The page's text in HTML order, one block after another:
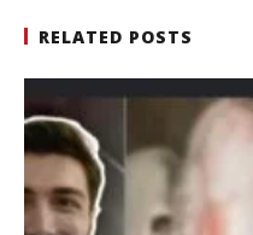
RELATED POSTS